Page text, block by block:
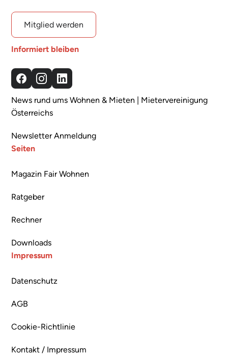
Mitglied werden
Informiert bleiben
Facebook
Instagram
LinkedIn
News rund ums Wohnen & Mieten | Mietervereinigung
Österreichs
Newsletter Anmeldung
Seiten
Magazin Fair Wohnen
Ratgeber
Rechner
Downloads
Impressum
Datenschutz
AGB
Cookie-Richtlinie
Kontakt / Impressum